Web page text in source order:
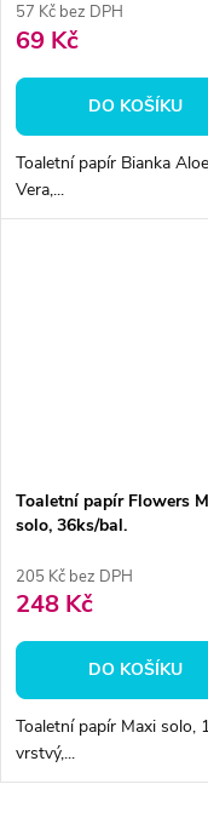
57 Kč bez DPH
69 Kč
DO KOŠÍKU
Toaletní papír Bianka Aloe
Vera,...
Toaletní papír Flowers
solo, 36ks/bal.
205 Kč bez DPH
248 Kč
DO KOŠÍKU
Toaletní papír Maxi solo,
vrstvý,...